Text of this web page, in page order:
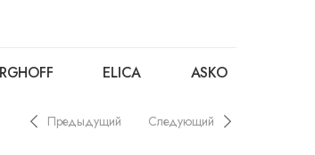
ELICA ASKO
Предыдущий Следующий